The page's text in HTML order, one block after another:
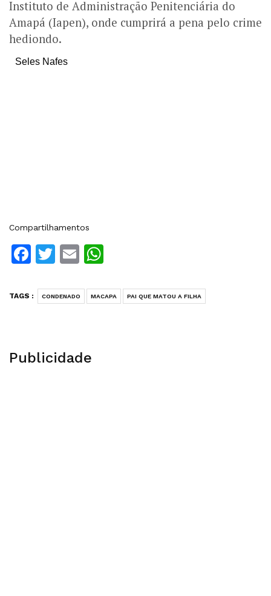
Instituto de Administração Penitenciária do
Amapá (Iapen), onde cumprirá a pena pelo crime
hediondo.
Seles Nafes
Compartilhamentos
Facebook
Twitter
Email
TAGS : CONDENADO MACAPA PAI QUE MATOU A FILHA
Publicidade